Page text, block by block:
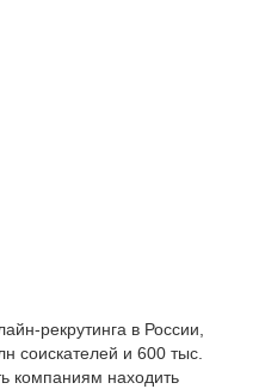
рекрутинга в России,
соискателей и 600 тыс.
компаниям находить